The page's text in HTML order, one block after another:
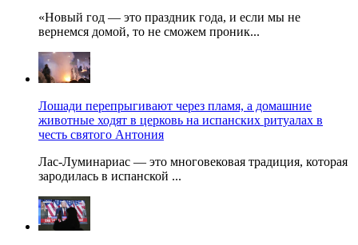
«Новый год — это праздник года, и если мы не
вернемся домой, то не сможем проник...
Лошади перепрыгивают через пламя, а домашние
животные ходят в церковь на испанских ритуалах в
честь святого Антония
Лас-Луминариас — это многовековая традиция, которая
зародилась в испанской ...